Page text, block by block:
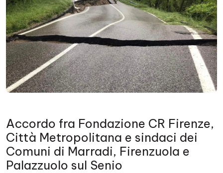
Accordo fra Fondazione CR Firenze,
Città Metropolitana e sindaci dei
Comuni di Marradi, Firenzuola e
Palazzuolo sul Senio